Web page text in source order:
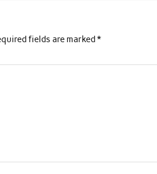
fields are marked*